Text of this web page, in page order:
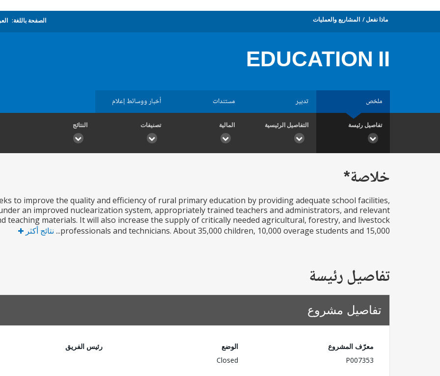
ماذا نفعل المشاريع والعمليات الصفحة باللغة:
EDUCATION II
ملخص تدبير مستندات أخبار ووسائط إعلام
تفاصيل رئيسة التفاصيل الرئيسية المالية تصنيفات النتائج
خلاصة*
to improve the quality and efficiency of rural primary education by providing adequate school facilities,
an improved nuclearization system, appropriately trained teachers and administrators, and relevant
teaching materials. It will also increase the supply of critically needed agricultural, forestry, and livestock
professionals and technicians. About 35,000 children, 10,000 overage students and 15,000...
نتائج أكثر
تفاصيل رئيسة
تفاصيل مشروع
معرّف المشروع
P007353
الوضع
Closed
رئيس الفريق